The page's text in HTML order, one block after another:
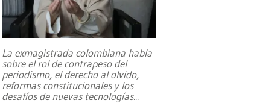
La exmagistrada colombiana habla
sobre el rol de contrapeso del
periodismo, el derecho al olvido,
reformas constitucionales y los
desafíos de nuevas tecnologías...